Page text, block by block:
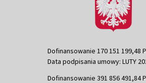
Dofinansowanie 170 151 199,48
Data podpisania umowy: LUTY
Dofinansowanie 391 856 491,84